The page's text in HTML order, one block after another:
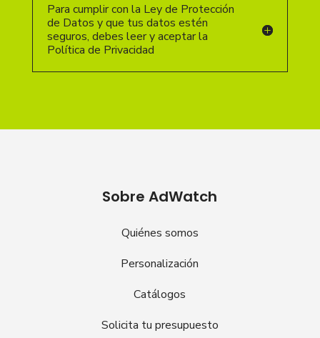
Para cumplir con la Ley de Protección
de Datos y que tus datos estén
seguros, debes leer y aceptar la
Política de Privacidad
Sobre AdWatch
Quiénes somos
Personalización
Catálogos
Solicita tu presupuesto